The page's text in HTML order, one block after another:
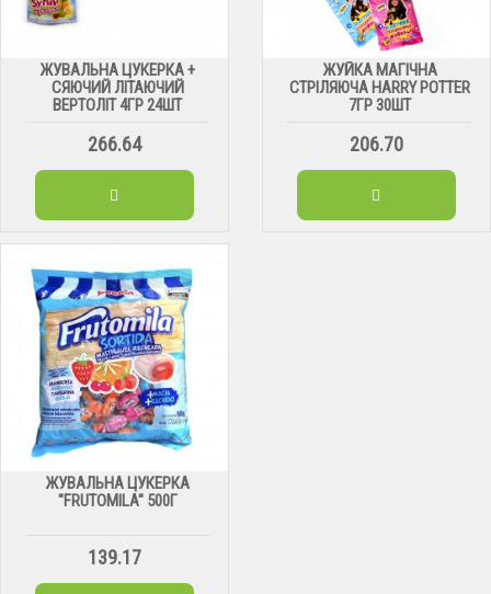
ЖУВАЛЬНА ЦУКЕРКА +
СЯЮЧИЙ ЛІТАЮЧИЙ
ВЕРТОЛІТ 4ГР 24ШТ
266.64
ЖУЙКА МАГІЧНА
СТРІЛЯЮЧА HARRY POTTER
7ГР 30ШТ
206.70
ЖУВАЛЬНА ЦУКЕРКА
"FRUTOMILA" 500Г
139.17